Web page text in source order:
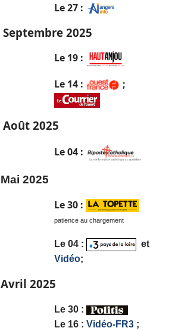
Le 27 :
Septembre 2025
Le 19 :
Le 14 :
;
Août 2025
Le 04 :
Mai 2025
Le 30 :
patience au chargement
Le 04 :
et
Vidéo;
Avril 2025
Le 30 :
Le 16 : Vidéo-FR3 ;